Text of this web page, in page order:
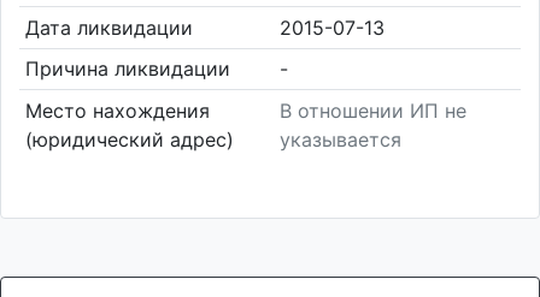
Дата ликвидации
2015-07-13
Причина ликвидации
-
Место нахождения
(юридический адрес)
В отношении ИП не
указывается